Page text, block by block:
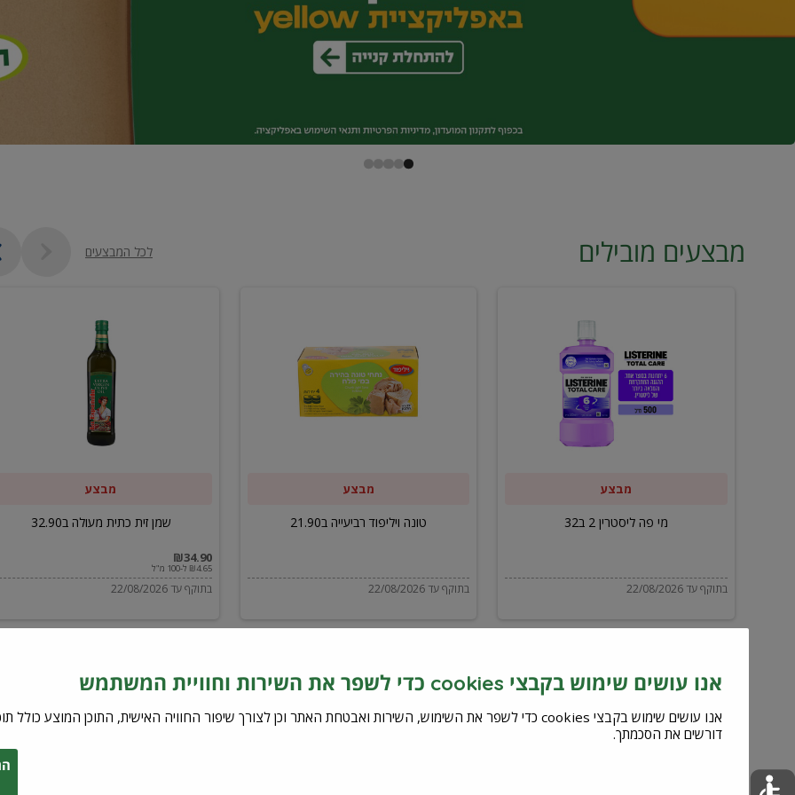
מבצעים מובילים לכל המבצעים
ליסטרין
מבצע
מי פה ליסטרין 2 ב32
בתוקף עד 22/08/2026
ויליפוד
רביעייה
מבצע
טונה ויליפוד רביעייה ב21.90
בתוקף עד 22/08/2026
מבצע
שמן זית כתית מעולה ב32.90
₪34.90
₪4.65 ל-100 מ"ל
בתוקף עד 22/08/2026
אנו עושים שימוש בקבצי cookies כדי לשפר את השירות וחוויית המשתמש
דורשים את הסכמתך.